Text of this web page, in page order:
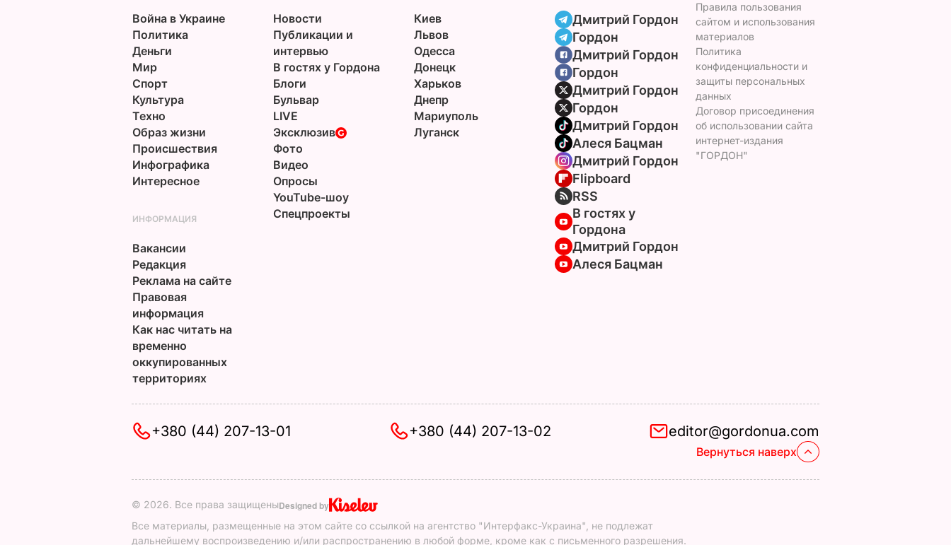
Война в Украине
Политика
Деньги
Мир
Спорт
Культура
Техно
Образ жизни
Происшествия
Инфографика
Интересное
Новости
Публикации и
интервью
В гостях у Гордона
Блоги
Бульвар
LIVE
Эксклюзив
Фото
Видео
Опросы
YouTube-шоу
Спецпроекты
Киев
Львов
Одесса
Донецк
Харьков
Днепр
Мариуполь
Луганск
Дмитрий Гордон
Гордон
Дмитрий Гордон
Гордон
Дмитрий Гордон
Гордон
Дмитрий Гордон
Алеся Бацман
Дмитрий Гордон
Flipboard
RSS
В гостях у
Гордона
Дмитрий Гордон
Алеся Бацман
ИНФОРМАЦИЯ
Вакансии
Редакция
Реклама на сайте
Правовая
информация
Как нас читать на
временно
оккупированных
территориях
Правила пользования
сайтом и использования
материалов
Политика
конфиденциальности и
защиты персональных
данных
Договор присоединения
об использовании сайта
интернет-издания
"ГОРДОН"
+380 (44) 207-13-01 +380 (44) 207-13-02 editor@gordonua.com
Вернуться наверх
© 2026. Все права защищеныDesigned by
Все материалы, размещенные на этом сайте со ссылкой на агентство "Интерфакс-Украина", не подлежат
дальнейшему воспроизведению и/или распространению в любой форме, кроме как с письменного разрешения.